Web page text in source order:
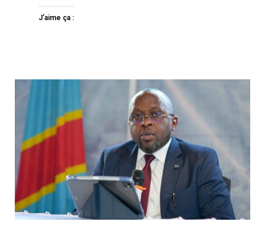
J’aime ça :